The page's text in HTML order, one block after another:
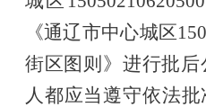
《通辽市中心城区
街区图则》 进行批后
人都应当遵守依法